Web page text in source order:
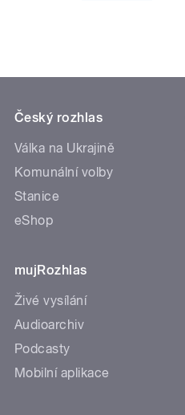
Český rozhlas
Válka na Ukrajině
Komunální volby
Stanice
eShop
mujRozhlas
Živé vysílání
Audioarchiv
Podcasty
Mobilní aplikace